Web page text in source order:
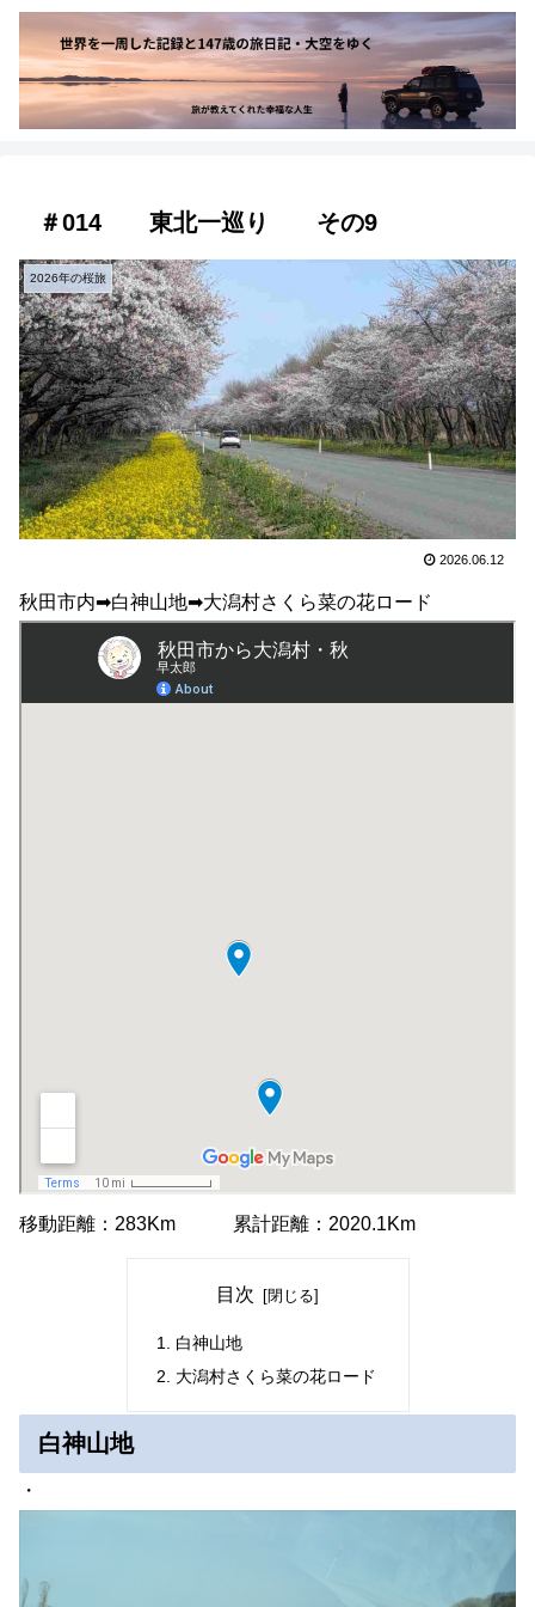
＃014 東北一巡り その9
2026年の桜旅
2026.06.12
秋田市内➡白神山地➡大潟村さくら菜の花ロード
移動距離：283Km 累計距離：2020.1Km
目次
白神山地
大潟村さくら菜の花ロード
白神山地
・